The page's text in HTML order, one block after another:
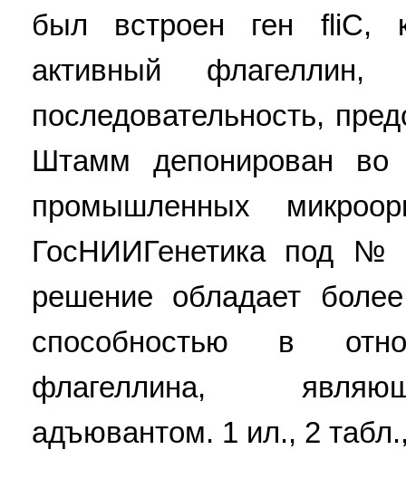
был встроен ген fliC,
активный флагеллин,
последовательность,
Штамм депонирован во
промышленных
ГосНИИГенетика под №
решение обладает
способностью в
флагеллина,
адъювантом. 1 ил., 2